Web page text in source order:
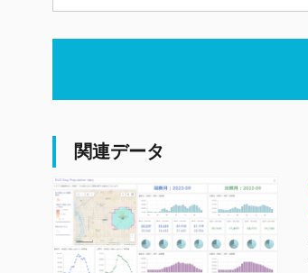
関連データ